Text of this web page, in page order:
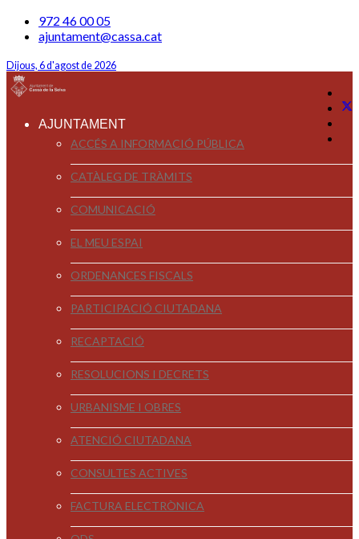
972 46 00 05
ajuntament@cassa.cat
Dijous, 6 d'agost de 2026
AJUNTAMENT
ACCÉS A INFORMACIÓ PÚBLICA
CATÀLEG DE TRÀMITS
COMUNICACIÓ
EL MEU ESPAI
ORDENANCES FISCALS
PARTICIPACIÓ CIUTADANA
RECAPTACIÓ
RESOLUCIONS I DECRETS
URBANISME I OBRES
ATENCIÓ CIUTADANA
CONSULTES ACTIVES
FACTURA ELECTRÒNICA